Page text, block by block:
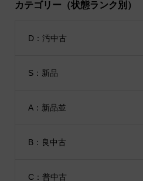
カテゴリー（状態ランク別）
D：汚中古
S：新品
A：新品並
B：良中古
C：普中古